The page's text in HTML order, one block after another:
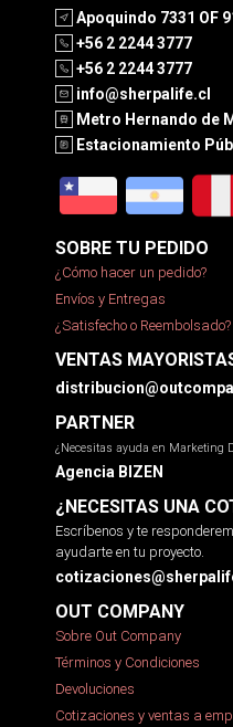
Apoquindo 7331 OF
+56 2 2244 3777
+56 2 2244 3777
info@sherpalife.cl
Metro Hernando de
Estacionamiento
SOBRE TU PEDIDO
¿Cómo hacer un pedido?
Envíos y Entregas
¿Satisfecho o Reembolsado?
VENTAS
PARTNER
¿Necesitas ayuda en Marketing
Agencia BIZEN
¿NECESITAS UNA
Escríbenos y te
ayudarte en tu proyecto.
OUT COMPANY
Sobre Out Company
Términos y Condiciones
Devoluciones
Cotizaciones y ventas a